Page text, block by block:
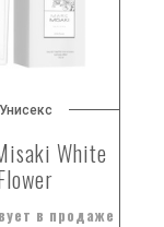
Унисекс
White
в продаже